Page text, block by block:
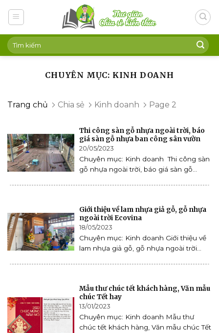
CHUYÊN MỤC: KINH DOANH
Trang chủ Chia sẻ Kinh doanh Page 2
Thi công sàn gỗ nhựa ngoài trời, báo
giá sàn gỗ nhựa ban công sân vườn
20/05/2023
Chuyên mục: Kinh doanh Thi công sàn
gỗ nhựa ngoài trời, báo giá sàn gỗ...
Giới thiệu về lam nhựa giả gỗ, gỗ nhựa
ngoài trời Ecovina
18/05/2023
Chuyên mục: Kinh doanh Giới thiệu về
lam nhựa giả gỗ, gỗ nhựa ngoài trời...
Mẫu thư chúc tết khách hàng, Văn mẫu
chúc Tết hay
13/01/2023
Chuyên mục: Kinh doanh Mẫu thư
chúc tết khách hàng, Văn mẫu chúc Tết